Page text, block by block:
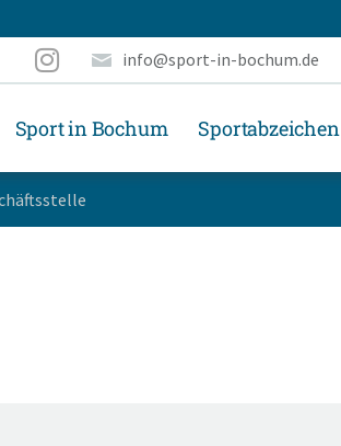
info@sport-in-bochum.de
Sport in Bochum Sportabzeichen